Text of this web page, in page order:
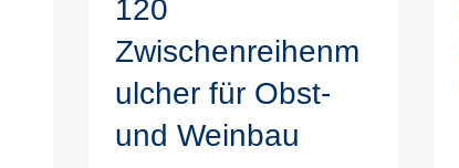
120
Zwischenreihenm
ulcher für Obst-
und Weinbau